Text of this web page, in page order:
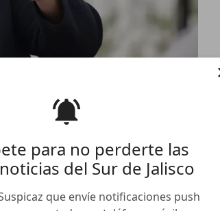
para no perderte las
del Sur de Jalisco
que envíe notificaciones push
a